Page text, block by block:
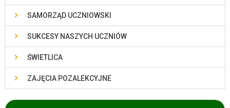
SAMORZĄD UCZNIOWSKI
SUKCESY NASZYCH UCZNIÓW
ŚWIETLICA
ZAJĘCIA POZALEKCYJNE